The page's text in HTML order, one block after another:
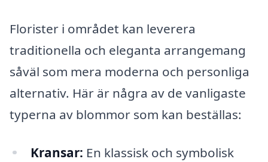
Florister i området kan leverera
traditionella och eleganta arrangemang
såväl som mera moderna och personliga
alternativ. Här är några av de vanligaste
typerna av blommor som kan beställas:
Kransar: En klassisk och symbolisk